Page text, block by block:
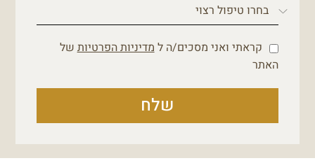
קראתי ואני מסכים/ה למדיניות הפרטיותשל
האתר
שלח